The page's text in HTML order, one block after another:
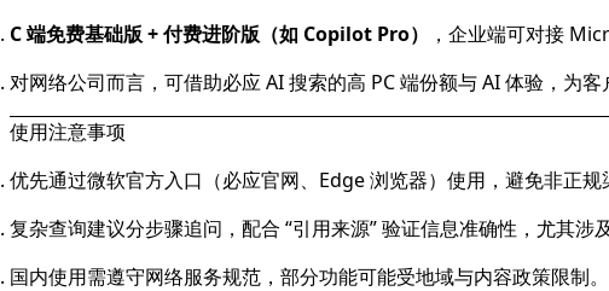
C 端免费基础版 + 付费进阶版（如 Copilot Pro）
，企业端可对接
对网络公司而言，可借助必应 AI 搜索的高 PC 端份额与 AI 体验，为
使用注意事项
优先通过微软官方入口（必应官网、Edge 浏览器）使用，避免非正规
复杂查询建议分步骤追问，配合 “引用来源” 验证信息准确性，尤其涉
国内使用需遵守网络服务规范，部分功能可能受地域与内容政策限制。